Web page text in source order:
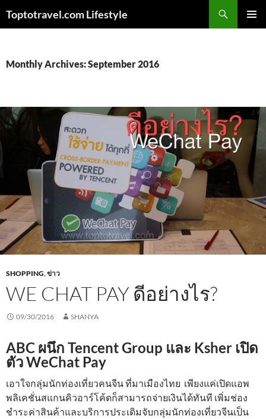
Toptotravel.com Lifestyle
Monthly Archives: September 2016
SHOPPING,ข่าว
WE CHAT PAY ดีอย่างไร?
09/30/2016 SHANYA
ABC ผนึก Tencent Group และ Ksher เปิด
ตัวWeChat Pay
เอาใจกลุ่มนักท่องเที่ยวคนจีน ที่มาเมืองไทย เพียงแค่เปิดแอพ
พลิเคชั่นสแกนคิวอาร์โค้ดก็สามารถจ่ายเงินได้ทันที เพิ่มช่อง
ชำระค่าสินค้าและบริการประเดิมจับกลุ่มนักท่องเที่ยวจีนเป็น